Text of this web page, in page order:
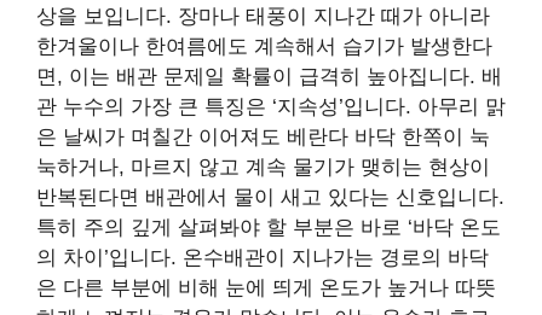
상을 보입니다. 장마나 태풍이 지나간 때가 아니라
한겨울이나 한여름에도 계속해서 습기가 발생한다
면, 이는 배관 문제일 확률이 급격히 높아집니다. 배
관 누수의 가장 큰 특징은 ‘지속성’입니다. 아무리 맑
은 날씨가 며칠간 이어져도 베란다 바닥 한쪽이 눅
눅하거나, 마르지 않고 계속 물기가 맺히는 현상이
반복된다면 배관에서 물이 새고 있다는 신호입니다.
특히 주의 깊게 살펴봐야 할 부분은 바로 ‘바닥 온도
의 차이’입니다. 온수배관이 지나가는 경로의 바닥
은 다른 부분에 비해 눈에 띄게 온도가 높거나 따뜻